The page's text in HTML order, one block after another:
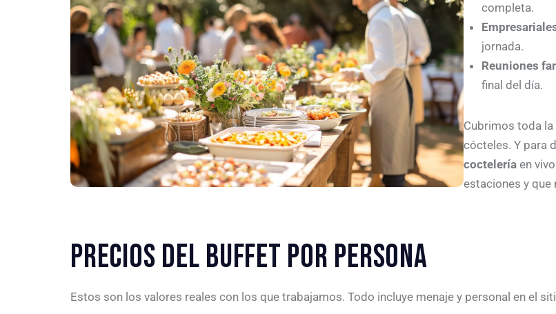
completa.
jornada.
Reuniones
final del día.
Cubrimos toda la
cócteles. Y para
coctelería en
estaciones y que
PRECIOS DEL BUFFET POR PERSONA
Estos son los valores reales con los que trabajamos. Todo incluye menaje y personal en el